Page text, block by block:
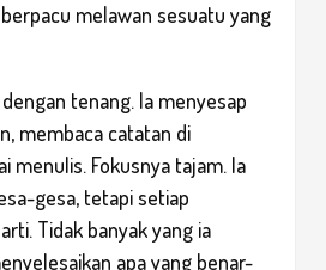
melawan sesuatu yang
tenang. Ia menyesap
membaca catatan di
menulis. Fokusnya tajam. Ia
gesa, tetapi setiap
Tidak banyak yang ia
apa yang benar-